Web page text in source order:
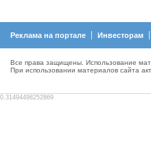
Реклама на портале Инвесторам
Все права защищены. Использование
При использовании материалов сайта
0.31494498252869